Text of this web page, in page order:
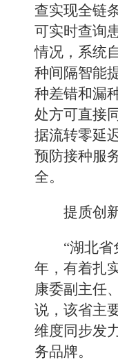
查实现全链
可实时查询
情况，系统
种间隔智能
种差错和漏
处方可直接
据流转零延
预防接种服
全。
提质创
“湖北
年，有着扎
康委副主任
说，该省主
维度同步发
务品牌。